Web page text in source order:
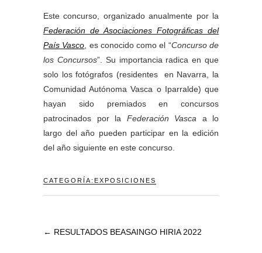
Este concurso, organizado anualmente por la
Federación de Asociaciones Fotográficas del
País Vasco , es conocido como el “Concurso de
los Concursos”. Su importancia radica en que
solo los fotógrafos (residentes en Navarra, la
Comunidad Autónoma Vasca o Iparralde) que
hayan sido premiados en concursos
patrocinados por la Federación Vasca a lo
largo del año pueden participar en la edición
del año siguiente en este concurso.
CATEGORÍA: EXPOSICIONES
← RESULTADOS BEASAINGO HIRIA 2022